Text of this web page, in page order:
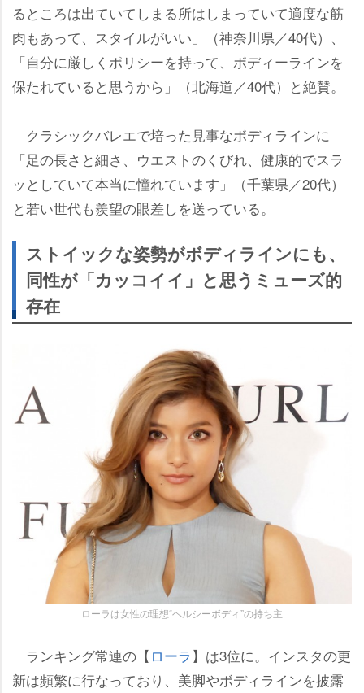
るところは出ていてしまる所はしまっていて適度な筋
肉もあって、スタイルがいい」（神奈川県／40代）、
「自分に厳しくポリシーを持って、ボディーラインを
保たれていると思うから」（北海道／40代）と絶賛。
クラシックバレエで培った見事なボディラインに
「足の長さと細さ、ウエストのくびれ、健康的でスラ
ッとしていて本当に憧れています」（千葉県／20代）
と若い世代も羨望の眼差しを送っている。
ストイックな姿勢がボディラインにも、
同性が「カッコイイ」と思うミューズ的
存在
ローラは女性の理想“ヘルシーボディ”の持ち主
ランキング常連の【 ローラ 】は3位に。インスタの更
新は頻繁に行なっており、美脚やボディラインを披露